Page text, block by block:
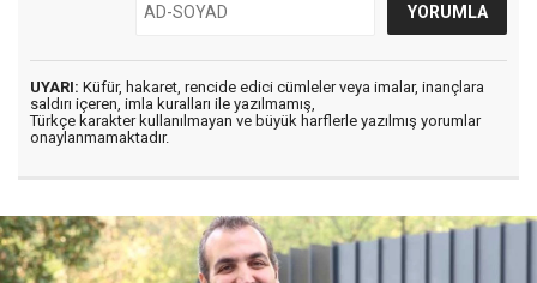
UYARI: Küfür, hakaret, rencide edici cümleler veya imalar, inançlara
saldırı içeren, imla kuralları ile yazılmamış,
Türkçe karakter kullanılmayan ve büyük harflerle yazılmış yorumlar
onaylanmamaktadır.